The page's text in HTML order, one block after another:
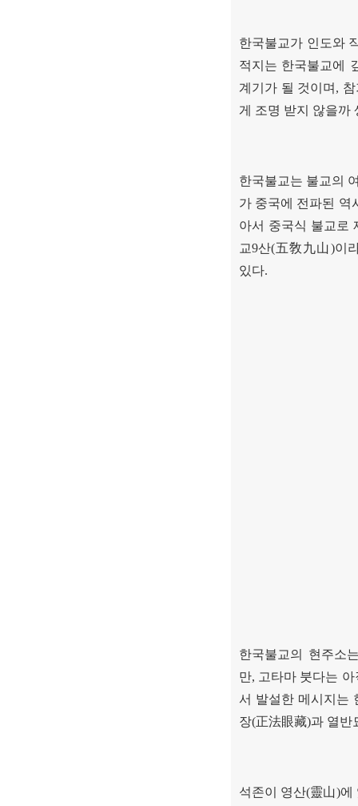
한국불교가 인도와
적지는 한국불교에
계기가 될 것이며 ,
게 조명 받지 않을까
한국불교는 불교의
가 중국에 전파된 역
아서 중국식 불교로
교9산(五敎九山)이
있다.
한국불교의 현주소
만, 고타마 붓다는
서 발설한 메시지는
장(正法眼藏)과 열반
석존이 영산(靈山)에